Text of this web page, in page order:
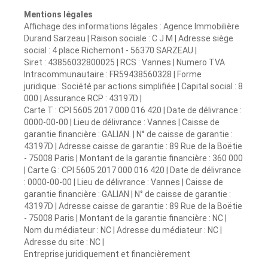
Mentions légales
Affichage des informations légales : Agence Immobilière
Durand Sarzeau | Raison sociale : C J M | Adresse siège
social : 4 place Richemont - 56370 SARZEAU |
Siret : 43856032800025 | RCS : Vannes | Numero TVA
Intracommunautaire : FR59438560328 | Forme
juridique : Société par actions simplifiée | Capital social : 8
000 | Assurance RCP : 43197D |
Carte T : CPI 5605 2017 000 016 420 | Date de délivrance :
0000-00-00 | Lieu de délivrance : Vannes | Caisse de
garantie financière : GALIAN. | N° de caisse de garantie :
43197D | Adresse caisse de garantie : 89 Rue de la Boëtie
- 75008 Paris | Montant de la garantie financière : 360 000
| Carte G : CPI 5605 2017 000 016 420 | Date de délivrance
: 0000-00-00 | Lieu de délivrance : Vannes | Caisse de
garantie financière : GALIAN | N° de caisse de garantie :
43197D | Adresse caisse de garantie : 89 Rue de la Boëtie
- 75008 Paris | Montant de la garantie financière : NC |
Nom du médiateur : NC | Adresse du médiateur : NC |
Adresse du site : NC |
Entreprise juridiquement et financièrement